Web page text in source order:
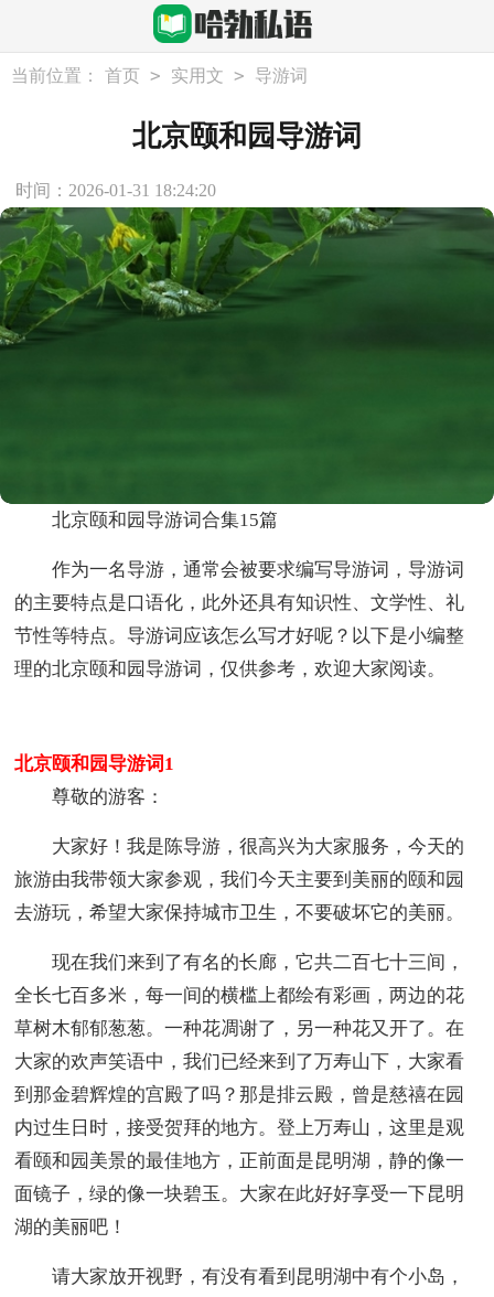
当前位置： 首页 > 实用文 > 导游词
北京颐和园导游词
时间：2026-01-31 18:24:20
北京颐和园导游词合集15篇
作为一名导游，通常会被要求编写导游词，导游词
的主要特点是口语化，此外还具有知识性、文学性、礼
节性等特点。导游词应该怎么写才好呢？以下是小编整
理的北京颐和园导游词，仅供参考，欢迎大家阅读。
北京颐和园导游词1
尊敬的游客：
大家好！我是陈导游，很高兴为大家服务，今天的
旅游由我带领大家参观，我们今天主要到美丽的颐和园
去游玩，希望大家保持城市卫生，不要破坏它的美丽。
现在我们来到了有名的长廊，它共二百七十三间，
全长七百多米，每一间的横槛上都绘有彩画，两边的花
草树木郁郁葱葱。一种花凋谢了，另一种花又开了。在
大家的欢声笑语中，我们已经来到了万寿山下，大家看
到那金碧辉煌的宫殿了吗？那是排云殿，曾是慈禧在园
内过生日时，接受贺拜的地方。登上万寿山，这里是观
看颐和园美景的最佳地方，正前面是昆明湖，静的像一
面镜子，绿的像一块碧玉。大家在此好好享受一下昆明
湖的美丽吧！
请大家放开视野，有没有看到昆明湖中有个小岛，